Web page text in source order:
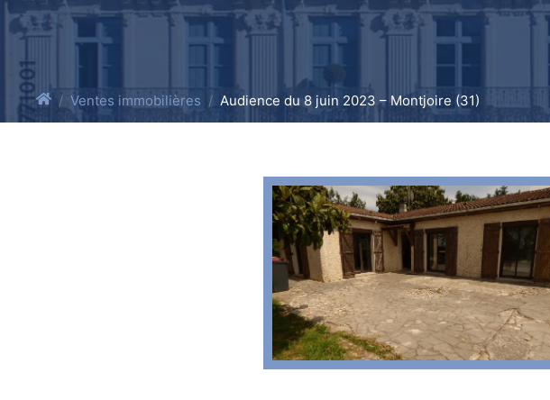
Ventes immobilières Audience du 8 juin 2023 – Montjoire (31)